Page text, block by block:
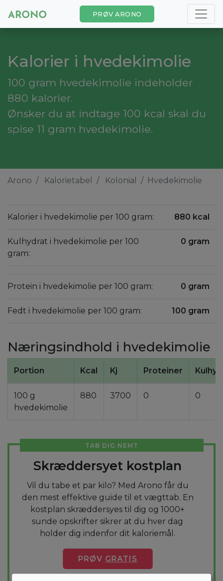
PRØV ARONO
Kalorier i hvedekimolie
100 gram hvedekimolie indeholder
880 kalorier.
Ønsker du at indtage 100 kcal skal du
spise 11 gram hvedekimolie.
Arono Kalorietabel Kolonial Hvedekimolie
Kalorier i hvedekimolie per 100 gram: 880 kcal
Kulhydrat i hvedekimolie per 100
gram:
0 gram
Protein i hvedekimolie per 100 gram: 0 gram
Fedt i hvedekimolie per 100 gram: 100 gram
Næringsindhold i hvedekimolie
Portion Kcal Kj Proteiner
100 g
hvedekimolie
880 3700 0 0
TAB DIG NEMT
Skræddersyet kostplan
Vil du tabe et par kilo? Med Arono får du
den mest effektive guide til et vægttab. En
kostplan skræddersyes til dig og 1000+
sunde opskrifter sikrer at du hver dag
holder dig indenfor dit kaloriemål.
PRØV GRATIS